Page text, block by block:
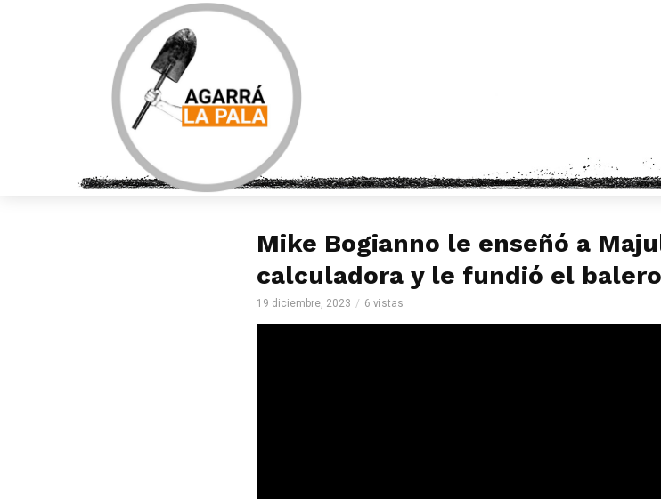
Mike Bogianno le enseñó a
calculadora y le fundió el
19 diciembre, 2023 6 vistas